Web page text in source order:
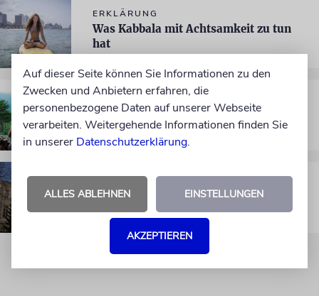
ERKLÄRUNG
Was Kabbala mit Achtsamkeit zu tun
hat
ASIEN
Kibbuz im Himalaya
WIEN
Koschere Betriebswirtschaft
Auf dieser Seite können Sie Informationen zu den
Zwecken und Anbietern erfahren, die
personenbezogene Daten auf unserer Webseite
verarbeiten. Weitergehende Informationen finden Sie
in unserer Datenschutzerklärung.
ALLES ABLEHNEN EINSTELLUNGEN
AKZEPTIEREN